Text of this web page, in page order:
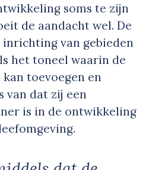
soms te zijn
de aandacht wel. De
van gebieden
het toneel waarin de
toevoegen en
van dat zij een
is in de ontwikkeling